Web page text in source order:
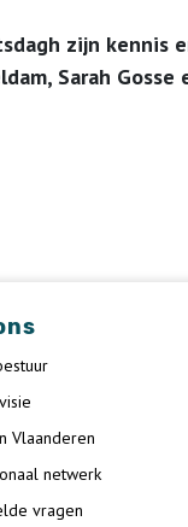
zijn kennis
Sarah
Vlaanderen
netwerk
vragen